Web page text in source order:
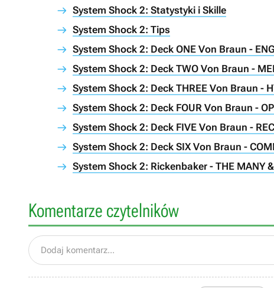
System Shock 2: Statystyki i Skille
System Shock 2: Tips
System Shock 2: Deck ONE Von Braun -
System Shock 2: Deck TWO Von Braun -
System Shock 2: Deck THREE Von Braun -
System Shock 2: Deck FOUR Von Braun -
System Shock 2: Deck FIVE Von Braun -
System Shock 2: Deck SIX Von Braun -
System Shock 2: Rickenbaker - THE MANY &
Komentarze czytelników
Dodaj komentarz...